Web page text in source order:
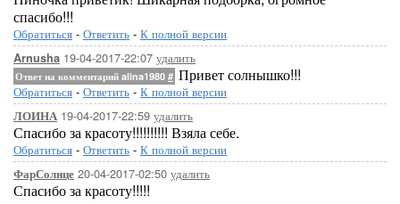
спасибо!!!
Обратиться - Ответить - К полной версии
Arnusha 19-04-2017-22:07 удалить
Ответ на комментарий alina1980 # Привет солнышко!!!
Обратиться - Ответить - К полной версии
ЛОИНА 19-04-2017-22:59 удалить
Спасибо за красоту!!!!!!!!!! Взяла себе.
Обратиться - Ответить - К полной версии
ФарСолнце 20-04-2017-02:50 удалить
Спасибо за красоту!!!!!